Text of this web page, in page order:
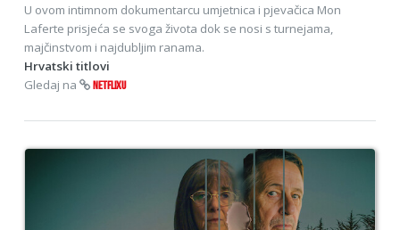
U ovom intimnom dokumentarcu umjetnica i pjevačica Mon
Laferte prisjeća se svoga života dok se nosi s turnejama,
majčinstvom i najdubljim ranama.
Hrvatski titlovi
Gledaj na
NETFLIXU